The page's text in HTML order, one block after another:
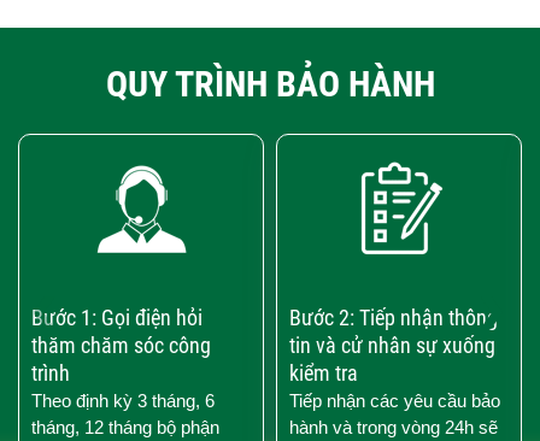
QUY TRÌNH BẢO HÀNH
Bước 1: Gọi điện hỏi
thăm chăm sóc công
trình
Theo định kỳ 3 tháng, 6
tháng, 12 tháng bộ phận
Bước 2: Tiếp nhận thông
tin và cử nhân sự xuống
kiểm tra
Tiếp nhận các yêu cầu bảo
hành và trong vòng 24h sẽ
›
‹